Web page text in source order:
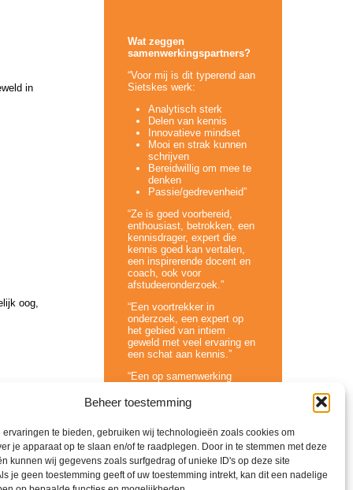
Beheer toestemming
ervaringen te bieden, gebruiken wij technologieën zoals cookies om
je apparaat op te slaan en/of te raadplegen. Door in te stemmen met deze
kunnen wij gegevens zoals surfgedrag of unieke ID's op deze site
je geen toestemming geeft of uw toestemming intrekt, kan dit een nadelige
in
oog,
Wat zeggen
samenwerkingspartners?
“Voor mij is dit typerend aan
Sietskes werk:
Analytisch sterk
Delen van kennis
Innovatieve mindset
Mooi en strak kunnen
schrijven
Bereidwillig om mee te
denken
Passie/gedrevenheid”
“Ze is goed voorbereid,
enthousiast, betrokken, een
kennisdrager, expert die
kennis goed kan vertalen,
een inspirerende docent en
coach, ook voor
afstudeeronderzoek.”
“Een voortrekker in
onderzoek, een expert op
het gebied van intiem
geweld met veel ervaring en
een schat aan kennis.”
“Een op samenwerking
verbindende dagvoorzitter,
een vakinhoudelijke